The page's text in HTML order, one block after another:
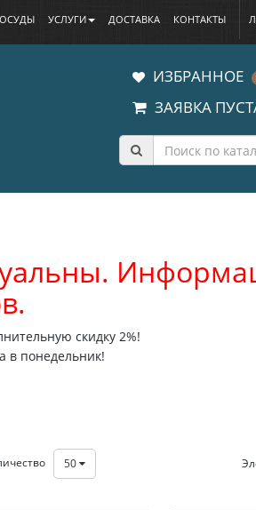
УСЛУГИ ДОСТАВКА КОНТАКТЫ
ИЗБРАННОЕ
ЗАЯВКА
скидку 2%!
в понедельник!
50